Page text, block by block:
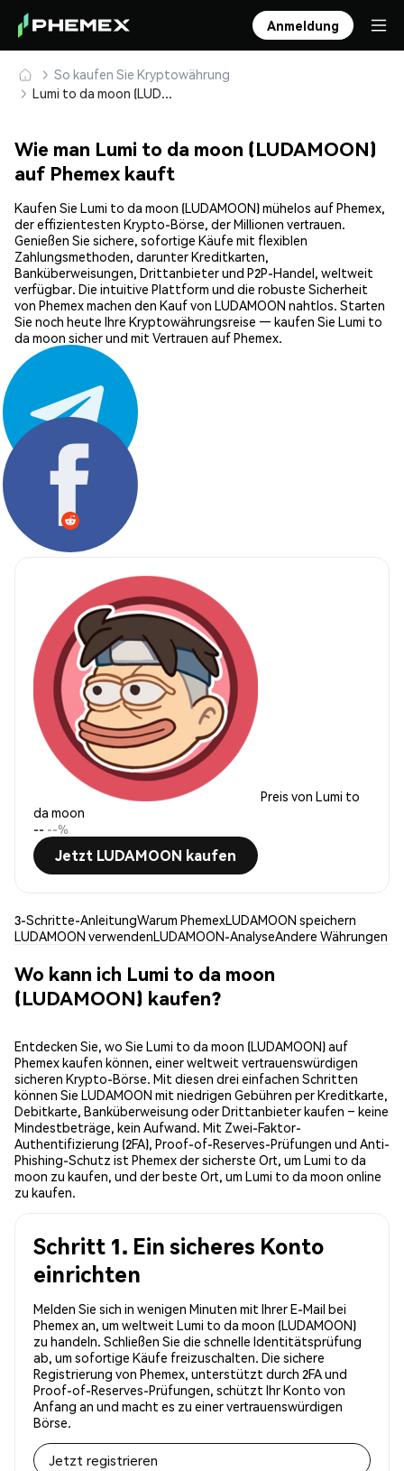
Anmeldung
So kaufen Sie Kryptowährung
Lumi to da moon (LUDAMOON) sicher kaufen und speichern
Wie man Lumi to da moon (LUDAMOON)
auf Phemex kauft
Kaufen Sie Lumi to da moon (LUDAMOON) mühelos auf Phemex,
der effizientesten Krypto-Börse, der Millionen vertrauen.
Genießen Sie sichere, sofortige Käufe mit flexiblen
Zahlungsmethoden, darunter Kreditkarten,
Banküberweisungen, Drittanbieter und P2P-Handel, weltweit
verfügbar. Die intuitive Plattform und die robuste Sicherheit
von Phemex machen den Kauf von LUDAMOON nahtlos. Starten
Sie noch heute Ihre Kryptowährungsreise — kaufen Sie Lumi to
da moon sicher und mit Vertrauen auf Phemex.
Teilen:
Preis von Lumi to
da moon
-- --%
Jetzt LUDAMOON kaufen
3-Schritte-AnleitungWarum PhemexLUDAMOON speichern
LUDAMOON verwendenLUDAMOON-AnalyseAndere Währungen
Wo kann ich Lumi to da moon
(LUDAMOON) kaufen?
Entdecken Sie, wo Sie Lumi to da moon (LUDAMOON) auf
Phemex kaufen können, einer weltweit vertrauenswürdigen
sicheren Krypto-Börse. Mit diesen drei einfachen Schritten
können Sie LUDAMOON mit niedrigen Gebühren per Kreditkarte,
Debitkarte, Banküberweisung oder Drittanbieter kaufen – keine
Mindestbeträge, kein Aufwand. Mit Zwei-Faktor-
Authentifizierung (2FA), Proof-of-Reserves-Prüfungen und Anti-
Phishing-Schutz ist Phemex der sicherste Ort, um Lumi to da
moon zu kaufen, und der beste Ort, um Lumi to da moon online
zu kaufen.
Schritt 1. Ein sicheres Konto
einrichten
Melden Sie sich in wenigen Minuten mit Ihrer E-Mail bei
Phemex an, um weltweit Lumi to da moon (LUDAMOON)
zu handeln. Schließen Sie die schnelle Identitätsprüfung
ab, um sofortige Käufe freizuschalten. Die sichere
Registrierung von Phemex, unterstützt durch 2FA und
Proof-of-Reserves-Prüfungen, schützt Ihr Konto von
Anfang an und macht es zu einer vertrauenswürdigen
Börse.
Jetzt registrieren